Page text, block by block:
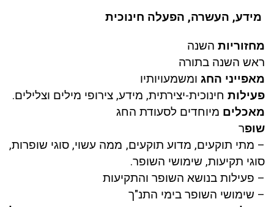
מידע, העשרה, הפעלה חינוכית
מחזוריות השנה
ראש השנה בתורה
מאפייני החג ומשמעויותיו
פעילות חינוכית-יצירתית, מידע, צירופי מילים וצלילים.
מאכלים מיוחדים לסעודת החג
שופר
– מתי תוקעים, מדוע תוקעים, ממה עשוי, סוגי שופרות,
סוגי תקיעות, שימושי השופר.
– פעילות בנושא השופר והתקיעות
– שימושי השופר בימי התנ"ך